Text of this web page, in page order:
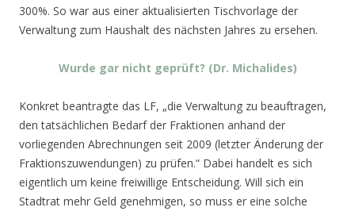
300%. So war aus einer aktualisierten Tischvorlage der
Verwaltung zum Haushalt des nächsten Jahres zu ersehen.
Wurde gar nicht geprüft? (Dr. Michalides)
Konkret beantragte das LF, „die Verwaltung zu beauftragen,
den tatsächlichen Bedarf der Fraktionen anhand der
vorliegenden Abrechnungen seit 2009 (letzter Änderung der
Fraktionszuwendungen) zu prüfen.“ Dabei handelt es sich
eigentlich um keine freiwillige Entscheidung. Will sich ein
Stadtrat mehr Geld genehmigen, so muss er eine solche